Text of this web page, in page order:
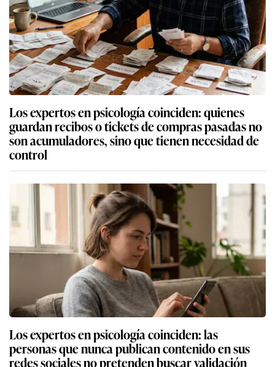
Los expertos en psicología coinciden: quienes
guardan recibos o tickets de compras pasadas no
son acumuladores, sino que tienen necesidad de
control
Los expertos en psicología coinciden: las
personas que nunca publican contenido en sus
redes sociales no pretenden buscar validación